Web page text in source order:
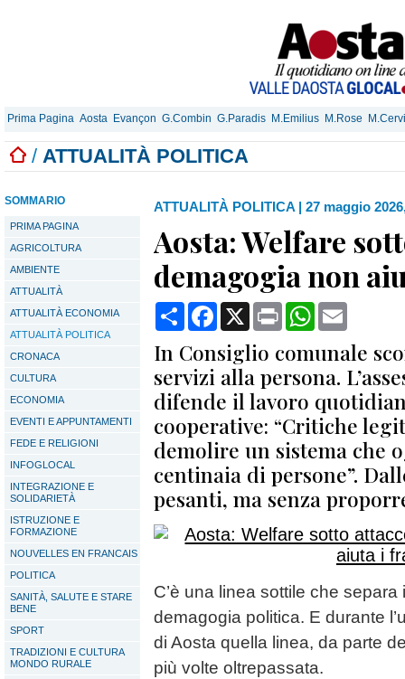
Prima Pagina Aosta Evançon G.Combin G.Paradis M.Emilius M.Rose
/ ATTUALITÀ POLITICA
SOMMARIO
PRIMA PAGINA
AGRICOLTURA
AMBIENTE
ATTUALITÀ
ATTUALITÀ ECONOMIA
ATTUALITÀ POLITICA
CRONACA
CULTURA
ECONOMIA
EVENTI E APPUNTAMENTI
FEDE E RELIGIONI
INFOGLOCAL
INTEGRAZIONE E
SOLIDARIETÀ
ISTRUZIONE E
FORMAZIONE
NOUVELLES EN FRANCAIS
POLITICA
SANITÀ, SALUTE E STARE
BENE
SPORT
TRADIZIONI E CULTURA
MONDO RURALE
ATTUALITÀ POLITICA | 27 maggio
Aosta: Welfare
demagogia non
CondividiFacebook
X Print WhatsApp
In Consiglio comunale
servizi alla persona.
difende il lavoro
cooperative: “Critiche
demolire un sistema che
centinaia di persone”.
pesanti, ma senza
C’è una linea sottile che
demagogia politica. E durante
di Aosta quella linea, da parte
più volte oltrepassata.